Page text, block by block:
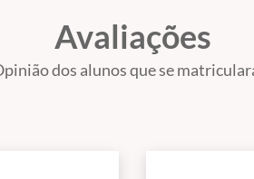
Avaliações
dos alunos que se